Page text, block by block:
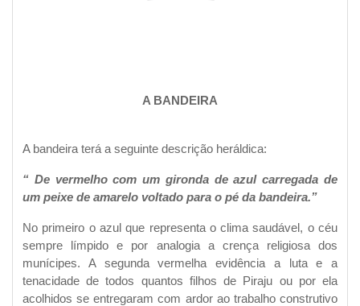
A BANDEIRA
A bandeira terá a seguinte descrição heráldica:
“ De vermelho com um gironda de azul carregada de
um peixe de amarelo voltado para o pé da bandeira.”
No primeiro o azul que representa o clima saudável, o céu
sempre límpido e por analogia a crença religiosa dos
munícipes. A segunda vermelha evidência a luta e a
tenacidade de todos quantos filhos de Piraju ou por ela
acolhidos se entregaram com ardor ao trabalho construtivo